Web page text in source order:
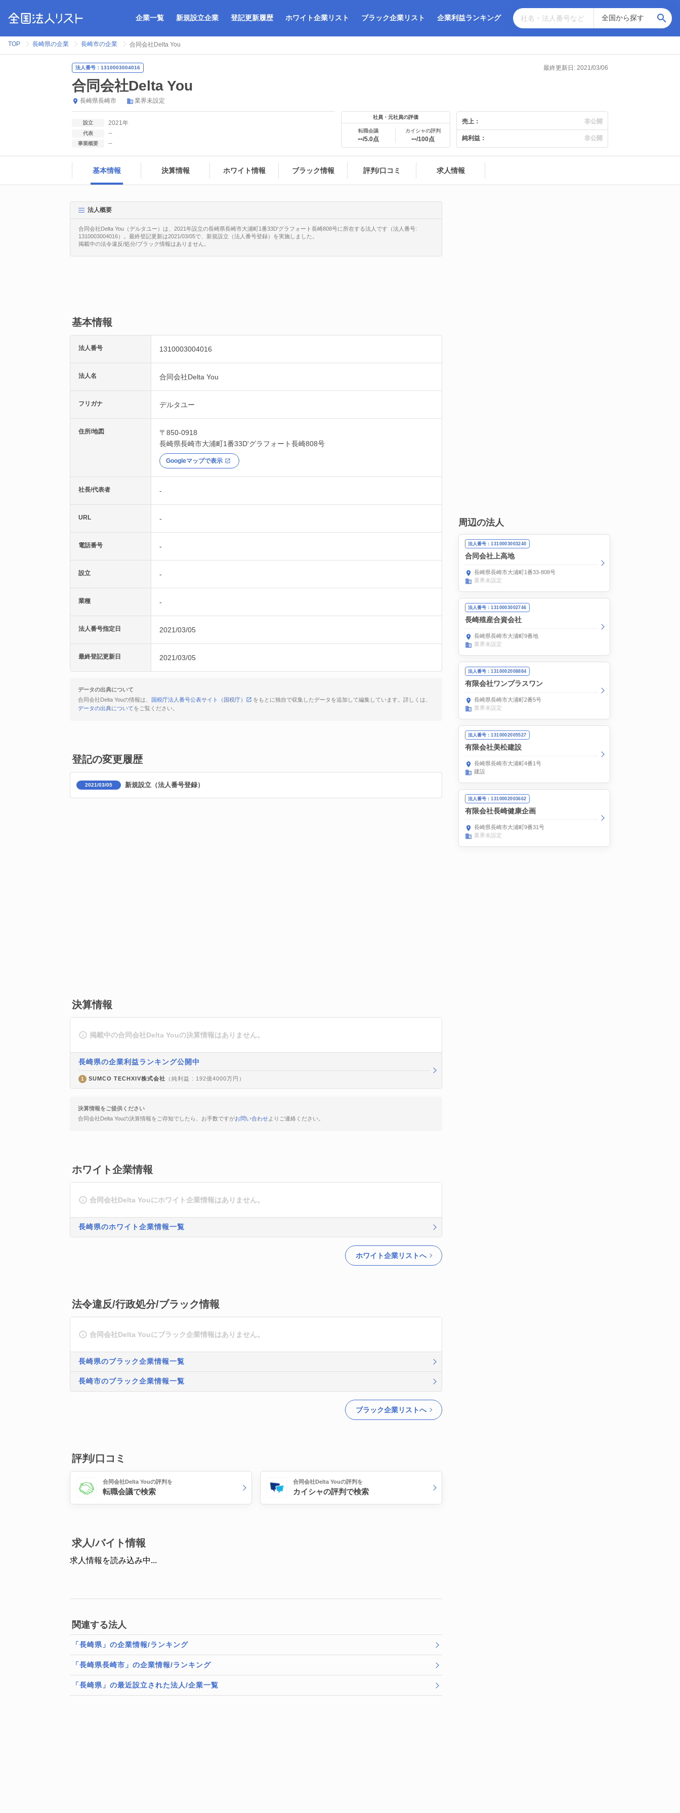
企業一覧 新規設立企業 登記更新履歴 ホワイト企業リスト ブラック企業リスト 企業利益ランキング
TOP 長崎県の企業 長崎市の企業 合同会社Delta You
法人番号：1310003004016 最終更新日: 2021/03/06
合同会社Delta You
長崎県長崎市 業界未設定
設立 2021年
代表 --
事業概要 --
社員・元社員の評価
転職会議
--/5.0点
カイシャの評判
--/100点
売上： 非公開
純利益： 非公開
基本情報 決算情報 ホワイト情報 ブラック情報 評判/口コミ 求人情報
法人概要
合同会社Delta You（デルタユー）は、2021年設立の長崎県長崎市大浦町1番33D'グラフォート長崎808号に所在する法人です（法人番号:
1310003004016）。最終登記更新は2021/03/05で、新規設立（法人番号登録）を実施しました。
掲載中の法令違反/処分/ブラック情報はありません。
基本情報
法人番号 1310003004016
法人名 合同会社Delta You
フリガナ デルタユー
住所/地図
〒850-0918
長崎県長崎市大浦町1番33D'グラフォート長崎808号
Googleマップで表示
社長/代表者 -
URL -
電話番号 -
設立 -
業種 -
法人番号指定日 2021/03/05
最終登記更新日 2021/03/05
データの出典について
合同会社Delta Youの情報は、
国税庁法人番号公表サイト（国税庁）
をもとに独自で収集したデータを追加して編集しています。詳しくは、
データの出典についてをご覧ください。
登記の変更履歴
2021/03/05 新規設立（法人番号登録）
決算情報
掲載中の合同会社Delta Youの決算情報はありません。
長崎県の企業利益ランキング公開中
1 SUMCO TECHXIV株式会社 （純利益 : 192億4000万円）
決算情報をご提供ください
合同会社Delta Youの決算情報をご存知でしたら、お手数ですがお問い合わせよりご連絡ください。
ホワイト企業情報
合同会社Delta Youにホワイト企業情報はありません。
長崎県のホワイト企業情報一覧
ホワイト企業リストへ
法令違反/行政処分/ブラック情報
合同会社Delta Youにブラック企業情報はありません。
長崎県のブラック企業情報一覧
長崎市のブラック企業情報一覧
ブラック企業リストへ
評判/口コミ
合同会社Delta Youの評判を
転職会議で検索
合同会社Delta Youの評判を
カイシャの評判で検索
求人/バイト情報
求人情報を読み込み中...
関連する法人
「長崎県」の企業情報/ランキング
「長崎県長崎市」の企業情報/ランキング
「長崎県」の最近設立された法人/企業一覧
周辺の法人
法人番号：1310003003240
合同会社上高地
長崎県長崎市大浦町1番33-808号
業界未設定
法人番号：1310003002746
長崎殖産合資会社
長崎県長崎市大浦町9番地
業界未設定
法人番号：1310002008884
有限会社ワンプラスワン
長崎県長崎市大浦町2番5号
業界未設定
法人番号：1310002005527
有限会社美松建設
長崎県長崎市大浦町4番1号
建設
法人番号：1310002003662
有限会社長崎健康企画
長崎県長崎市大浦町9番31号
業界未設定